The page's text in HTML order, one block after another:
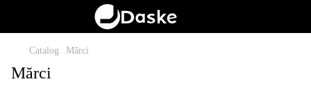
Catalog Mărci
Mărci